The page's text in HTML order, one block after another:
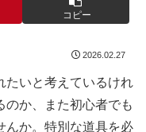
コピー
2026.02.27
たいと考えているけれ
のか、また初心者でも
んか。特別な道具を必